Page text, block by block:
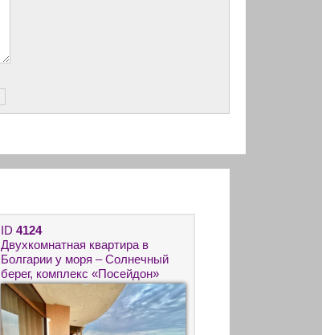
ID 4124
Двухкомнатная квартира в
Болгарии у моря – Солнечный
берег, комплекс «Посейдон»